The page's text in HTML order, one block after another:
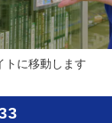
に移動します